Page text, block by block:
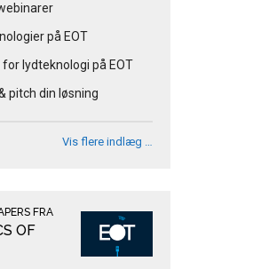
på EOT
lydteknologi på EOT
pitch din løsning
Vis flere indlæg …
FRA
OF